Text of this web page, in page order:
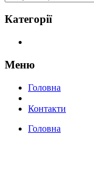
Категорії
Меню
Головна
Контакти
Головна